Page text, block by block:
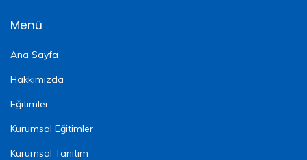
Menü
Ana Sayfa
Hakkımızda
Eğitimler
Kurumsal Eğitimler
Kurumsal Tanıtım